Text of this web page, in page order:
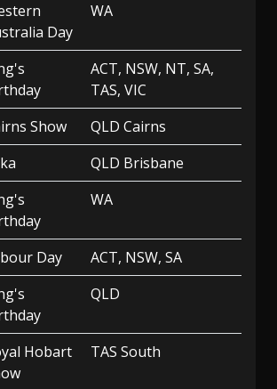
Day
WA
ACT, NSW, NT, SA,
TAS, VIC
Show
QLD Cairns
QLD Brisbane
WA
Day
ACT, NSW, SA
QLD
Hobart
TAS South